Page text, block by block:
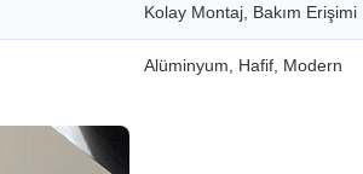
Kolay Montaj, Bakım Erişimi
Alüminyum, Hafif, Modern